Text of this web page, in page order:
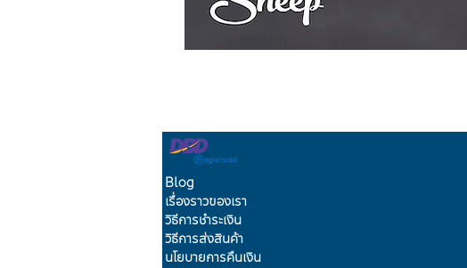
Blog
เรื่องราวของเรา
วิธีการชำระเงิน
วิธีการส่งสินค้า
นโยบายการคืนเงิน